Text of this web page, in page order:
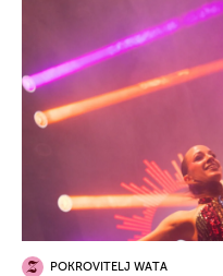
POKROVITELJ WATA